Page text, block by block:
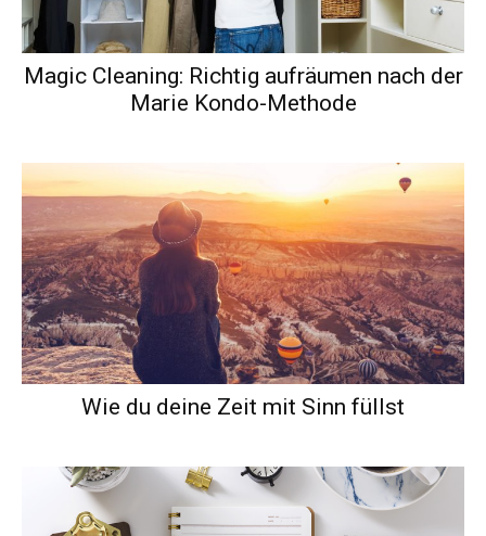
Magic Cleaning: Richtig aufräumen nach der
Marie Kondo-Methode
Wie du deine Zeit mit Sinn füllst